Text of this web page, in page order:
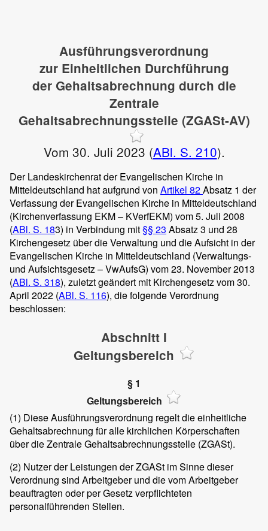
Ausführungsverordnung
zur Einheitlichen Durchführung
der Gehaltsabrechnung durch die
Zentrale
Gehaltsabrechnungsstelle (ZGASt-AV)
Vom 30. Juli 2023 (ABl. S. 210).
Der Landeskirchenrat der Evangelischen Kirche in
Mitteldeutschland hat aufgrund von Artikel 82Absatz 1 der
Verfassung der Evangelischen Kirche in Mitteldeutschland
(Kirchenverfassung EKM – KVerfEKM) vom 5. Juli 2008
(ABl. S. 183) in Verbindung mit§§ 23 Absatz 3 und 28
Kirchengesetz über die Verwaltung und die Aufsicht in der
Evangelischen Kirche in Mitteldeutschland (Verwaltungs-
und Aufsichtsgesetz – VwAufsG) vom 23. November 2013
(ABl. S. 318), zuletzt geändert mit Kirchengesetz vom 30.
April 2022 (ABl. S. 116), die folgende Verordnung
beschlossen:
Abschnitt I
Geltungsbereich
§ 1
Geltungsbereich
(1) Diese Ausführungsverordnung regelt die einheitliche
Gehaltsabrechnung für alle kirchlichen Körperschaften
über die Zentrale Gehaltsabrechnungsstelle (ZGASt).
(2) Nutzer der Leistungen der ZGASt im Sinne dieser
Verordnung sind Arbeitgeber und die vom Arbeitgeber
beauftragten oder per Gesetz verpflichteten
personalführenden Stellen.